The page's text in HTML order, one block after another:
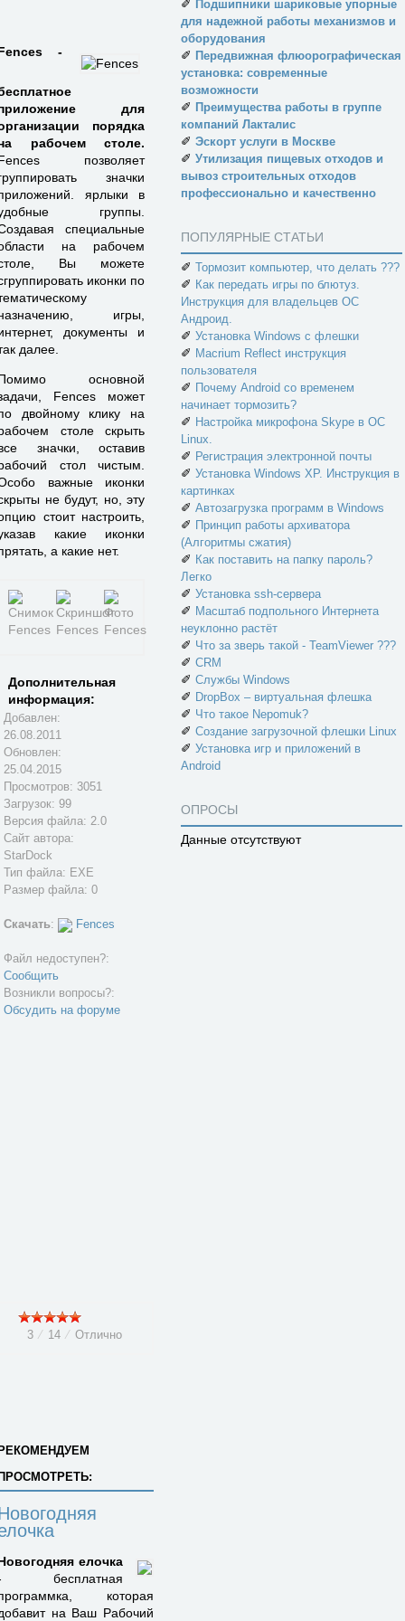
-
для
порядка
рабочем столе.
позволяет
значки
ярлыки в
группы.
специальные
на рабочем
Вы можете
иконки по
игры,
документы и
далее.
основной
Fences может
двойному клику на
столе скрыть
значки, оставив
стол чистым.
важные иконки
не будут, но, эту
стоит настроить,
какие иконки
а какие нет.
Дополнительная
информация:
Добавлен:
26.08.2011
Обновлен:
25.04.2015
Просмотров: 3051
Загрузок: 99
Версия файла: 2.0
Сайт автора:
StarDock
Тип файла: EXE
Размер файла: 0
Скачать: Fences
Файл недоступен?:
Сообщить
Возникли вопросы?:
Обсудить на форуме
3 ⁄ 14 ⁄ Отлично
елочка
бесплатная
которая
на Ваш Рабочий
✐ Подшипники шариковые упорные
для надежной работы механизмов и
оборудования
✐ Передвижная флюорографическая
установка: современные
возможности
✐ Преимущества работы в группе
компаний Лакталис
✐ Эскорт услуги в Москве
✐ Утилизация пищевых отходов и
вывоз строительных отходов
профессионально и качественно
ПОПУЛЯРНЫЕ СТАТЬИ
✐ Тормозит компьютер, что делать ???
✐ Как передать игры по блютуз.
Инструкция для владельцев ОС
Андроид.
✐ Установка Windows с флешки
✐ Macrium Reflect инструкция
пользователя
✐ Почему Android со временем
начинает тормозить?
✐ Настройка микрофона Skype в ОС
Linux.
✐ Регистрация электронной почты
✐ Установка Windows XP. Инструкция в
картинках
✐ Автозагрузка программ в Windows
✐ Принцип работы архиватора
(Алгоритмы сжатия)
✐ Как поставить на папку пароль?
Легко
✐ Установка ssh-сервера
✐ Масштаб подпольного Интернета
неуклонно растёт
✐ Что за зверь такой - TeamViewer ???
✐ CRM
✐ Службы Windows
✐ DropBox – виртуальная флешка
✐ Что такое Nepomuk?
✐ Создание загрузочной флешки Linux
✐ Установка игр и приложений в
Android
ОПРОСЫ
Данные отсутствуют